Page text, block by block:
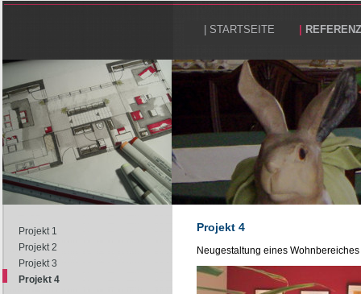
| STARTSEITE
Projekt 1
Projekt 2
Projekt 3
Projekt 4
Projekt 4
Neugestaltung eines